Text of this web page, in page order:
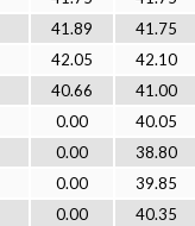
41.89
41.75
42.05
42.10
40.66
41.00
0.00
40.05
0.00
38.80
0.00
39.85
0.00
40.35